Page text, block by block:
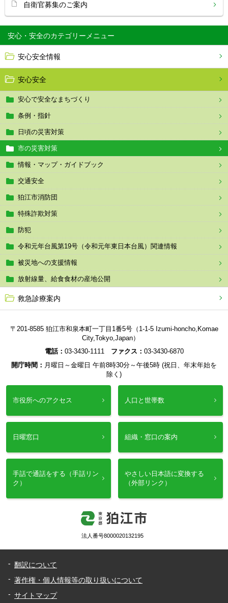
安心・安全
安心安全情報
安心安全
安心で安全なまちづくり
条例・指針
日頃の災害対策
市の災害対策
情報・マップ・ガイドブック
交通安全
狛江市消防団
特殊詐欺対策
防犯
令和元年台風第19号（令和元年東日本台風）関連情報
被災地への支援情報
放射線量、給食食材の産地公開
救急診療案内
自衛官募集のご案内
〒201-8585 狛江市和泉本町一丁目1番5号（1-1-5 Izumi-honcho,Komae
City,Tokyo,Japan）
電話： 03-3430-1111 ファクス： 03-3430-6870
開庁時間： 月曜日～金曜日 午前8時30分～午後5時 (祝日、年末年始を
除く)
市役所へのアクセス 人口と世帯数
日曜窓口 組織・窓口の案内
手話で通話をする（手話リン
ク）
やさしい日本語に変換する
（外部リンク）
法人番号8000020132195
翻訳について
著作権・個人情報等の取り扱いについて
サイトマップ